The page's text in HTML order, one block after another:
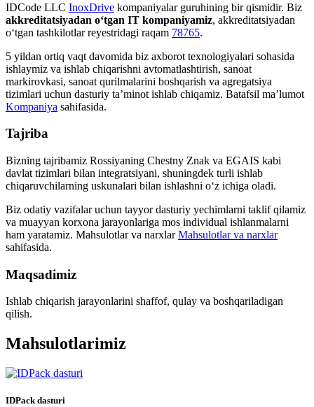
IDCode LLC InoxDrive kompaniyalar guruhining bir qismidir. Biz
akkreditatsiyadan o‘tgan IT kompaniyamiz, akkreditatsiyadan
o‘tgan tashkilotlar reyestridagi raqam 78765.
5 yildan ortiq vaqt davomida biz axborot texnologiyalari sohasida
ishlaymiz va ishlab chiqarishni avtomatlashtirish, sanoat
markirovkasi, sanoat qurilmalarini boshqarish va agregatsiya
tizimlari uchun dasturiy ta’minot ishlab chiqamiz. Batafsil ma’lumot
Kompaniya sahifasida.
Tajriba
Bizning tajribamiz Rossiyaning Chestny Znak va EGAIS kabi
davlat tizimlari bilan integratsiyani, shuningdek turli ishlab
chiqaruvchilarning uskunalari bilan ishlashni o‘z ichiga oladi.
Biz odatiy vazifalar uchun tayyor dasturiy yechimlarni taklif qilamiz
va muayyan korxona jarayonlariga mos individual ishlanmalarni
ham yaratamiz. Mahsulotlar va narxlarMahsulotlar va narxlar
sahifasida.
Maqsadimiz
Ishlab chiqarish jarayonlarini shaffof, qulay va boshqariladigan
qilish.
Mahsulotlarimiz
IDPack dasturi